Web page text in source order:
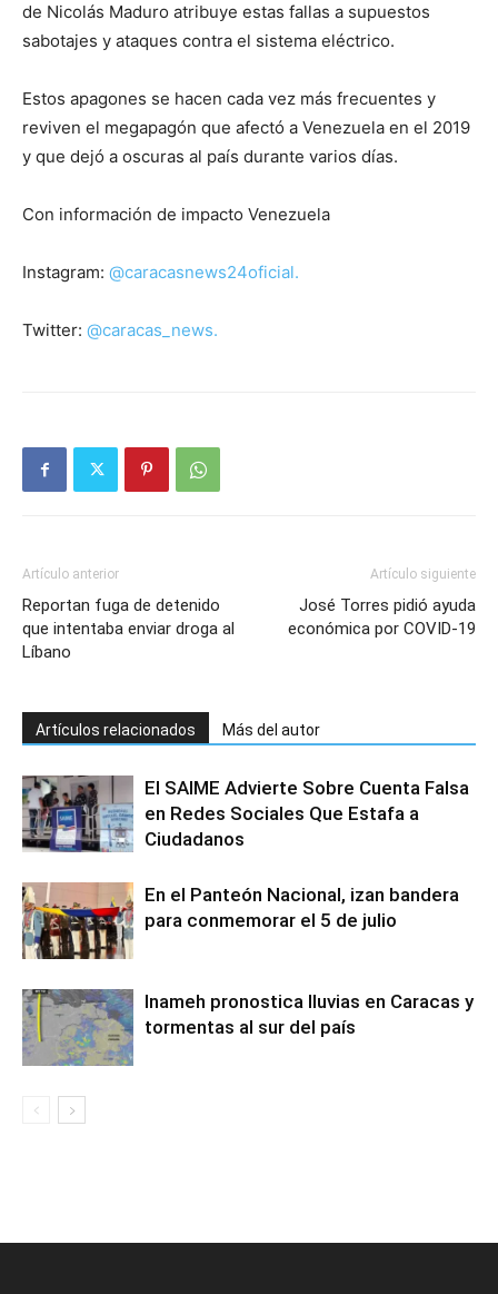
de Nicolás Maduro atribuye estas fallas a supuestos
sabotajes y ataques contra el sistema eléctrico.
Estos apagones se hacen cada vez más frecuentes y
reviven el megapagón que afectó a Venezuela en el 2019
y que dejó a oscuras al país durante varios días.
Con información de impacto Venezuela
Instagram: @caracasnews24oficial.
Twitter: @caracas_news.
Artículo anterior
Reportan fuga de detenido
que intentaba enviar droga al
Líbano
Artículo siguiente
José Torres pidió ayuda
económica por COVID-19
Artículos relacionados Más del autor
El SAIME Advierte Sobre Cuenta Falsa
en Redes Sociales Que Estafa a
Ciudadanos
En el Panteón Nacional, izan bandera
para conmemorar el 5 de julio
Inameh pronostica lluvias en Caracas y
tormentas al sur del país